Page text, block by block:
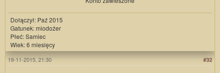
Dołączył: Paź 2015
Gatunek: miodożer
Płeć: Samiec
Wiek: 6 miesięcy
#32
19-11-2015, 21:30